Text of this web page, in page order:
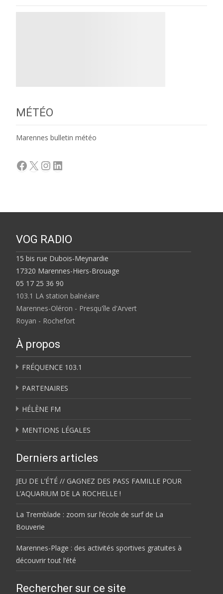
MÉTÉO
Marennes bulletin météo
Facebook
X Instagram
LinkedIn
VOG RADIO
15 bis rue Dubois-Meynardie
17320 Marennes-Hiers-Brouage
05 17 25 36 90
103.1 LA station balnéaire
Marennes-Oléron - Presqu'île d'Arvert
Royan - Rochefort
À propos
FRÉQUENCE 103.1
PARTENAIRES
HÉLÈNE FM
MENTIONS LÉGALES
Derniers articles
JEU DE L’ÉTÉ // GAGNEZ DES PASS FAMILLE POUR
L’AQUARIUM DE LA ROCHELLE !
La Tremblade : zoom sur l’école de surf de La
Bouverie
Marennes-Plage : des activités sportives gratuites à
découvrir tout l’été
Rechercher sur ce site